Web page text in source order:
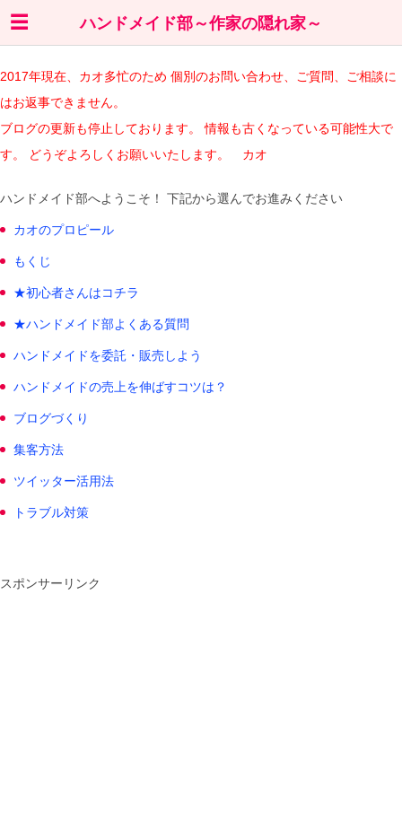
ハンドメイド部～作家の隠れ家～
2017年現在、カオ多忙のため 個別のお問い合わせ、ご質問、ご相談に
はお返事できません。
ブログの更新も停止しております。 情報も古くなっている可能性大で
す。 どうぞよろしくお願いいたします。 カオ
ハンドメイド部へようこそ！ 下記から選んでお進みください
カオのプロピール
もくじ
★初心者さんはコチラ
★ハンドメイド部よくある質問
ハンドメイドを委託・販売しよう
ハンドメイドの売上を伸ばすコツは？
ブログづくり
集客方法
ツイッター活用法
トラブル対策
スポンサーリンク